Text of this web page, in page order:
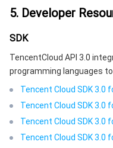
5. Developer
SDK
TencentCloud API 3.0
programming languages
Tencent Cloud SDK 3.0
Tencent Cloud SDK 3.0
Tencent Cloud SDK 3.0
Tencent Cloud SDK 3.0